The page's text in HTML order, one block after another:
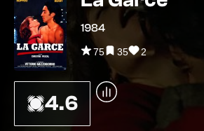
1984
75 35 2
4.6